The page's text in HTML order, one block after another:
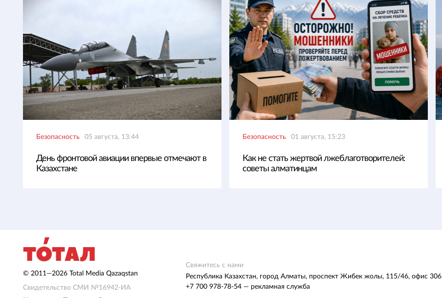
Безопасность 05 августа, 13:44
День фронтовой авиации впервые отмечают в
Казахстане
Безопасность 01 августа, 15:23
Как не стать жертвой лжеблаготворителей:
советы алматинцам
© 2011—2026 Total Media Qazaqstan
Свидетельство СМИ №16942-ИА
Свяжитесь с нами
Республика Казахстан, город Алматы, проспект Жибек жолы, 115/46, офис 306
+7 700 978-78-54 — рекламная служба